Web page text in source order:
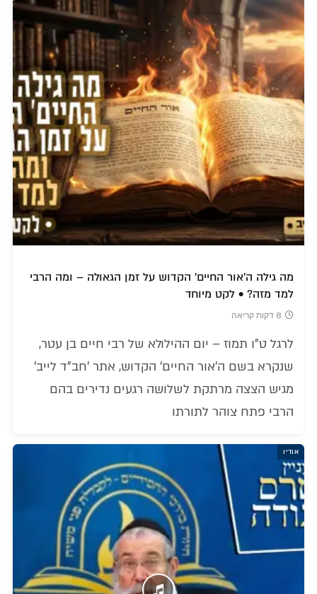
מה גילה ה'אור החיים' הקדוש על זמן הגאולה – ומה הרבי
למד מזה? • לקט מיוחד
8 דקות קריאה
לרגל ט"ו תמוז – יום ההילולא של רבי חיים בן עטר,
שנקרא בשם ה'אור החיים' הקדוש, אתר 'חב"ד לייב'
מגיש הצצה מרתקת לשלושה רגעים נדירים בהם
הרבי פתח צוהר לתורתו
אודיו